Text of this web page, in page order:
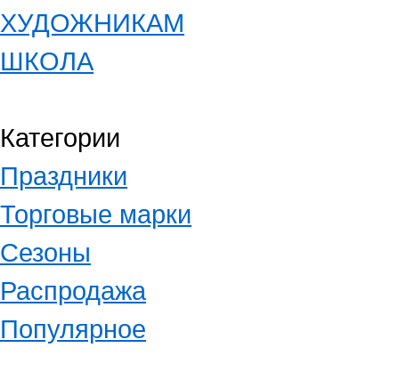
ХУДОЖНИКАМ
ШКОЛА
Категории
Праздники
Торговые марки
Сезоны
Распродажа
Популярное